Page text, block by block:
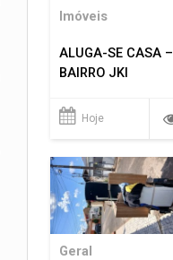
Imóveis
ALUGA-SE CASA –
BAIRRO JKI
Hoje
Geral